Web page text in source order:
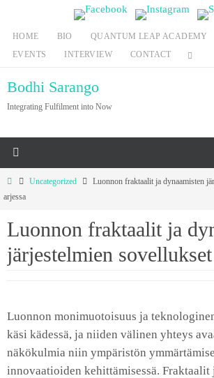
content
HOME BIO QUANTUM LEAP ACADEMY
EVENTS
INTERVIEW CONTACT
Bodhi Sarango
Integrating Fulfilment into Now
HomeUncategorized
Luonnon fraktaalit ja dynaamisten
arjessa
Luonnon fraktaalit ja
järjestelmien sovellukset
Luonnon monimuotoisuus ja
käsi kädessä, ja niiden välinen yhteys
näkökulmia niin ympäristön
innovaatioiden kehittämisessä. Fraktaalit